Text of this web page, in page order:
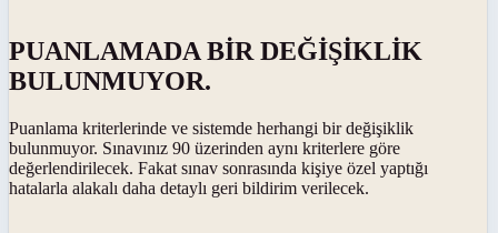
PUANLAMADA BİR DEĞİŞİKLİK
BULUNMUYOR.
Puanlama kriterlerinde ve sistemde herhangi bir değişiklik
bulunmuyor. Sınavınız 90 üzerinden aynı kriterlere göre
değerlendirilecek. Fakat sınav sonrasında kişiye özel yaptığı
hatalarla alakalı daha detaylı geri bildirim verilecek.